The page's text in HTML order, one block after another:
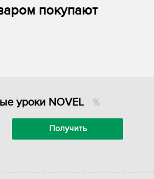
покупают
уроки NOVEL